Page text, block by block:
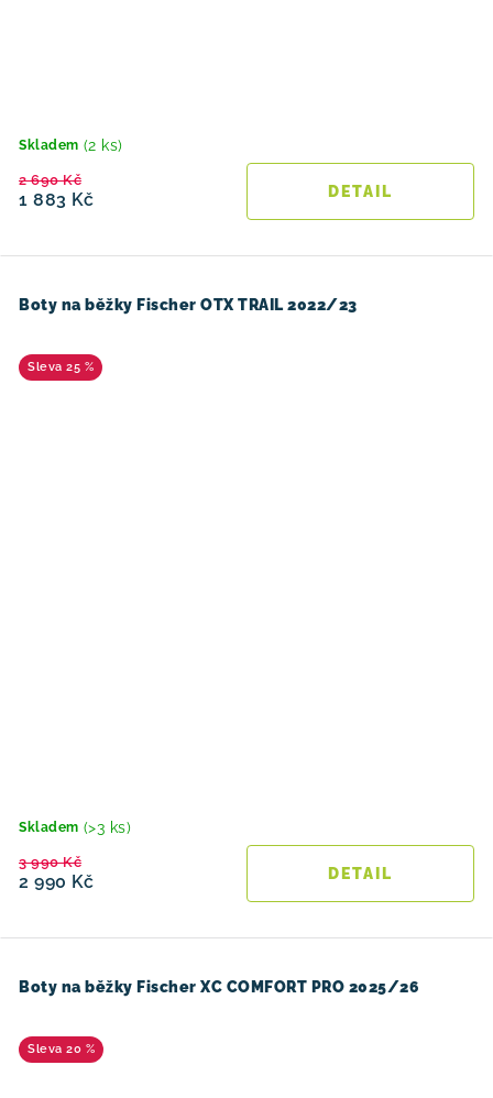
Skladem (2 ks)
1 883 Kč
2 690 Kč
Boty na běžky Fischer OTX TRAIL 2022/23
25 %
Skladem (>3 ks)
2 990 Kč
3 990 Kč
Boty na běžky Fischer XC COMFORT PRO 2025/26
20 %